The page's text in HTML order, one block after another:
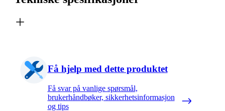
Få hjelp med dette produktet
Få svar på vanlige spørsmål,
brukerhåndbøker, sikkerhetsinformasjon
og tips